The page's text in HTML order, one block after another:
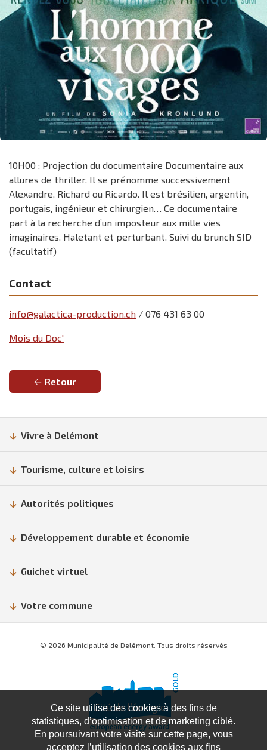
10H00 : Projection du documentaire Documentaire aux
allures de thriller. Il se prénomme successivement
Alexandre, Richard ou Ricardo. Il est brésilien, argentin,
portugais, ingénieur et chirurgien… Ce documentaire
part à la recherche d’un imposteur aux mille vies
imaginaires. Haletant et perturbant. Suivi du brunch SID
(facultatif)
Contact
info@galactica-production.ch / 076 431 63 00
Mois du Doc'
Retour
Vivre à Delémont
Tourisme, culture et loisirs
Autorités politiques
Développement durable et économie
Guichet virtuel
Votre commune
© 2026 Municipalité de Delémont. Tous droits réservés
Ce site utilise des cookies à des fins de
statistiques, d’optimisation et de marketing ciblé.
En poursuivant votre visite sur cette page, vous
acceptez l’utilisation des cookies aux fins